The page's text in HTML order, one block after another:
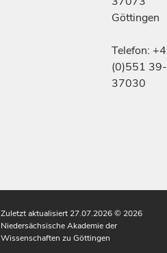
Göttingen
Telefon:
(0)551 39-
37030
Zuletzt aktualisiert 27.07.2026© 2026
Niedersächsische Akademie der
Wissenschaften zu Göttingen